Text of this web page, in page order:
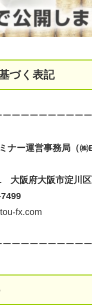
づく表記
ーーーーーーーー
ナー運営事務局（㈱
大阪府大阪市淀川
fx.com
ーーーーーーーー